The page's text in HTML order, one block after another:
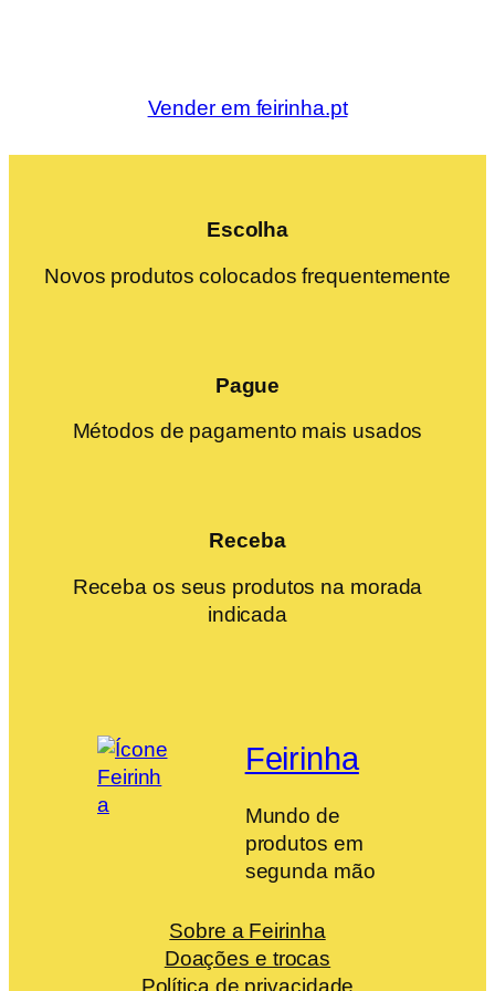
Vender em feirinha.pt
Escolha
Novos produtos colocados frequentemente
Pague
Métodos de pagamento mais usados
Receba
Receba os seus produtos na morada
indicada
Feirinha
Mundo de
produtos em
segunda mão
Sobre a Feirinha
Doações e trocas
Política de privacidade